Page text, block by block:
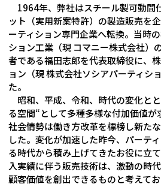
1964年、弊社はスチール製可動間
ット（実用新案特許）の製造販売を
ーティション専門企業へ転換。当時
ション工業（現 コマニー株式会社）
者である福田志郎を代表取締役に、
ョン（現 株式会社ソシアパーティシ
た。
昭和、平成、令和、時代の変化と
る空間“として多種多様な付加価値が
社会情勢は働き方改革を標榜し新た
した。変化が加速した昨今、パーテ
る時代から積み上げてきたお役に立
入実績に伴う販売技術は、激動の時
顧客価値を創出できるものと考えてお